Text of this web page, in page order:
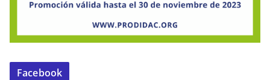
Facebook